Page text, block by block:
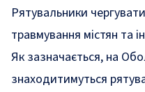
Рятувальники
травмування містян та
Як зазначається, на
знаходитимуться